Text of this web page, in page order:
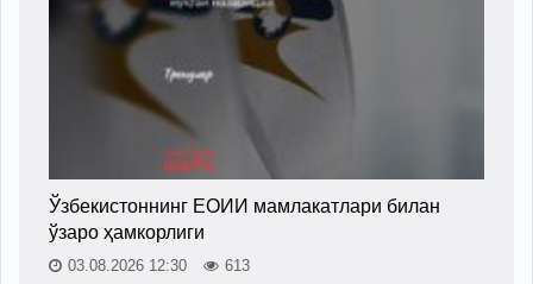
Ўзбекистоннинг ЕОИИ мамлакатлари билан
ўзаро ҳамкорлиги
03.08.2026 12:30 613